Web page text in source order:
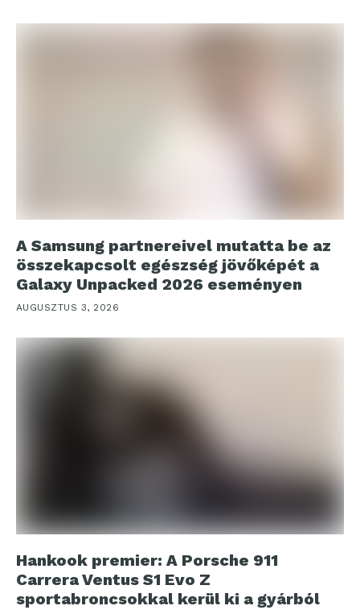
A Samsung partnereivel mutatta be az
összekapcsolt egészség jövőképét a
Galaxy Unpacked 2026 eseményen
AUGUSZTUS 3, 2026
Hankook premier: A Porsche 911
Carrera Ventus S1 Evo Z
sportabroncsokkal kerül ki a gyárból